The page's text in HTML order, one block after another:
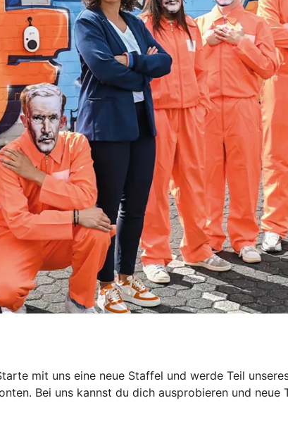
mit uns eine neue Staffel und werde Teil
Bei uns kannst du dich ausprobieren und